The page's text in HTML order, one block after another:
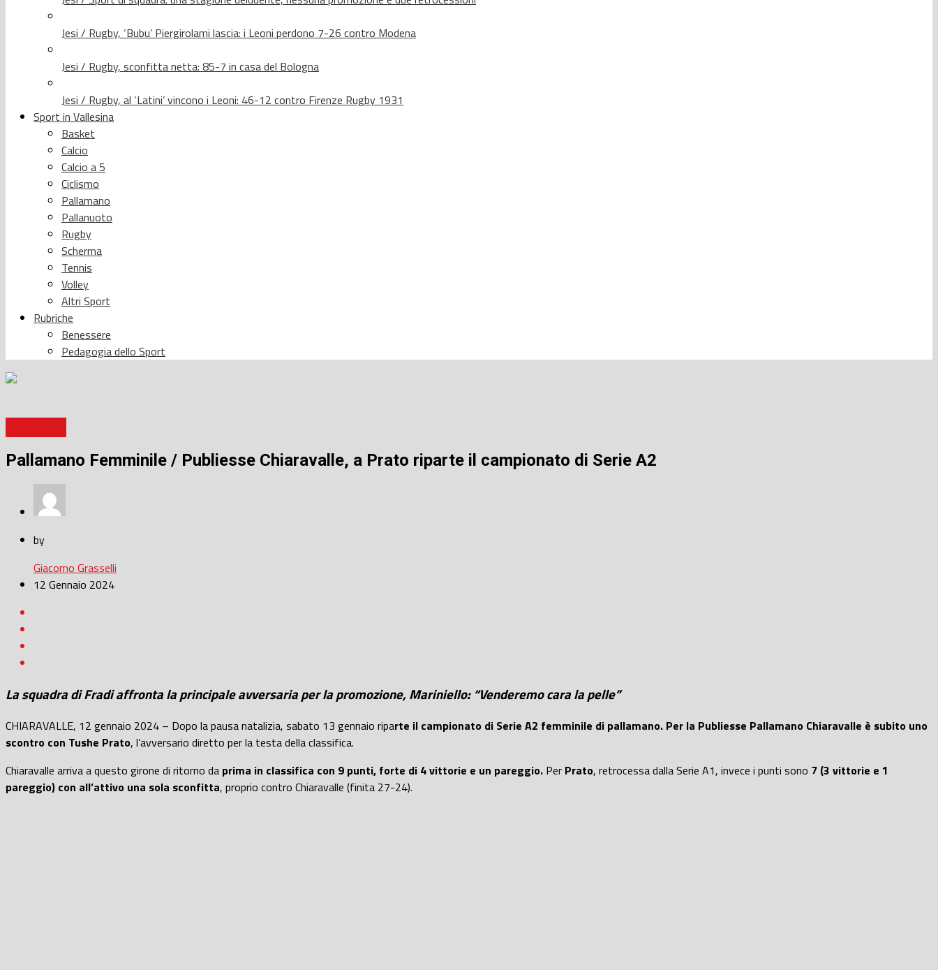
Jesi / Rugby, ‘Bubu’ Piergirolami lascia: i Leoni perdono 7-26 contro Modena
Jesi / Rugby, sconfitta netta: 85-7 in casa del Bologna
Jesi / Rugby, al ‘Latini’ vincono i Leoni: 46-12 contro Firenze Rugby 1931
Sport in Vallesina
Basket
Calcio
Calcio a 5
Ciclismo
Pallamano
Pallanuoto
Rugby
Scherma
Tennis
Volley
Altri Sport
Rubriche
Benessere
Pedagogia dello Sport
Pallamano Femminile / Publiesse Chiaravalle, a Prato riparte il campionato di Serie A2
by
Giacomo Grasselli
12 Gennaio 2024
La squadra di Fradi affronta la principale avversaria per la promozione, Mariniello: “Venderemo cara la pelle”
CHIARAVALLE, 12 gennaio 2024 – Dopo la pausa natalizia, sabato 13 gennaio riparte il campionato di Serie A2 femminile di pallamano. Per la Publiesse Pallamano Chiaravalle è subito uno
scontro con Tushe Prato, l’avversario diretto per la testa della classifica.
Chiaravalle arriva a questo girone di ritorno da prima in classifica con 9 punti, forte di 4 vittorie e un pareggio. Per Prato, retrocessa dalla Serie A1, invece i punti sono 7 (3 vittorie e 1
pareggio) con all’attivo una sola sconfitta, proprio contro Chiaravalle (finita 27-24).